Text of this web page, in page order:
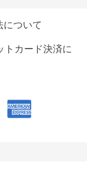
について
トカード決済に